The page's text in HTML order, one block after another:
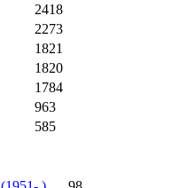
2418
2273
1821
1820
1784
963
585